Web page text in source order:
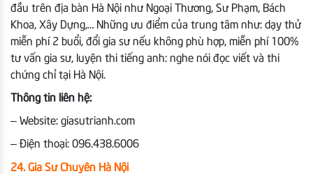
đầu trên địa bàn Hà Nội như Ngoại Thương, Sư Phạm, Bách
Khoa, Xây Dựng,… Những ưu điểm của trung tâm như: dạy thử
miễn phí 2 buổi, đổi gia sư nếu không phù hợp, miễn phí 100%
tư vấn gia sư, luyện thi tiếng anh: nghe nói đọc viết và thi
chứng chỉ tại Hà Nội.
Thông tin liên hệ:
– Website: giasutrianh.com
– Điện thoại: 096.438.6006
24. Gia Sư Chuyên Hà Nội